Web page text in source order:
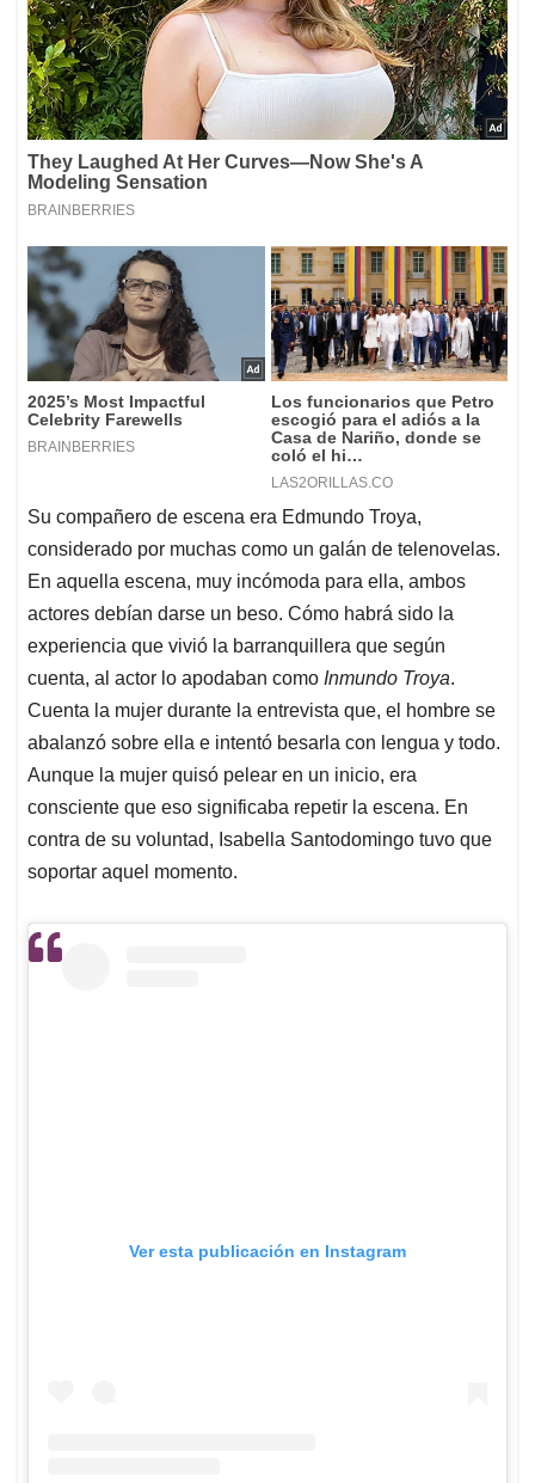
Su compañero de escena era Edmundo Troya,
considerado por muchas como un galán de telenovelas.
En aquella escena, muy incómoda para ella, ambos
actores debían darse un beso. Cómo habrá sido la
experiencia que vivió la barranquillera que según
cuenta, al actor lo apodaban como Inmundo Troya.
Cuenta la mujer durante la entrevista que, el hombre se
abalanzó sobre ella e intentó besarla con lengua y todo.
Aunque la mujer quisó pelear en un inicio, era
consciente que eso significaba repetir la escena. En
contra de su voluntad, Isabella Santodomingo tuvo que
soportar aquel momento.
Ver esta publicación en Instagram